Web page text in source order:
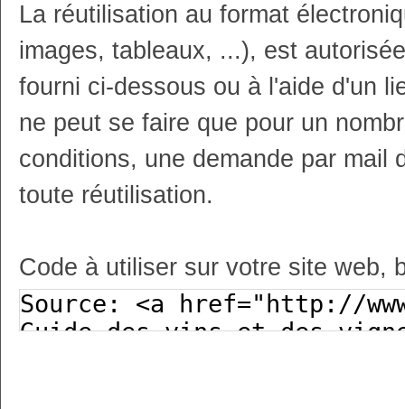
La réutilisation au format
images, tableaux, ...), est
fourni ci-dessous ou à l'aide d'un
ne peut se faire que pour un
conditions, une demande par mail
toute réutilisation.
Code à utiliser sur votre site web,